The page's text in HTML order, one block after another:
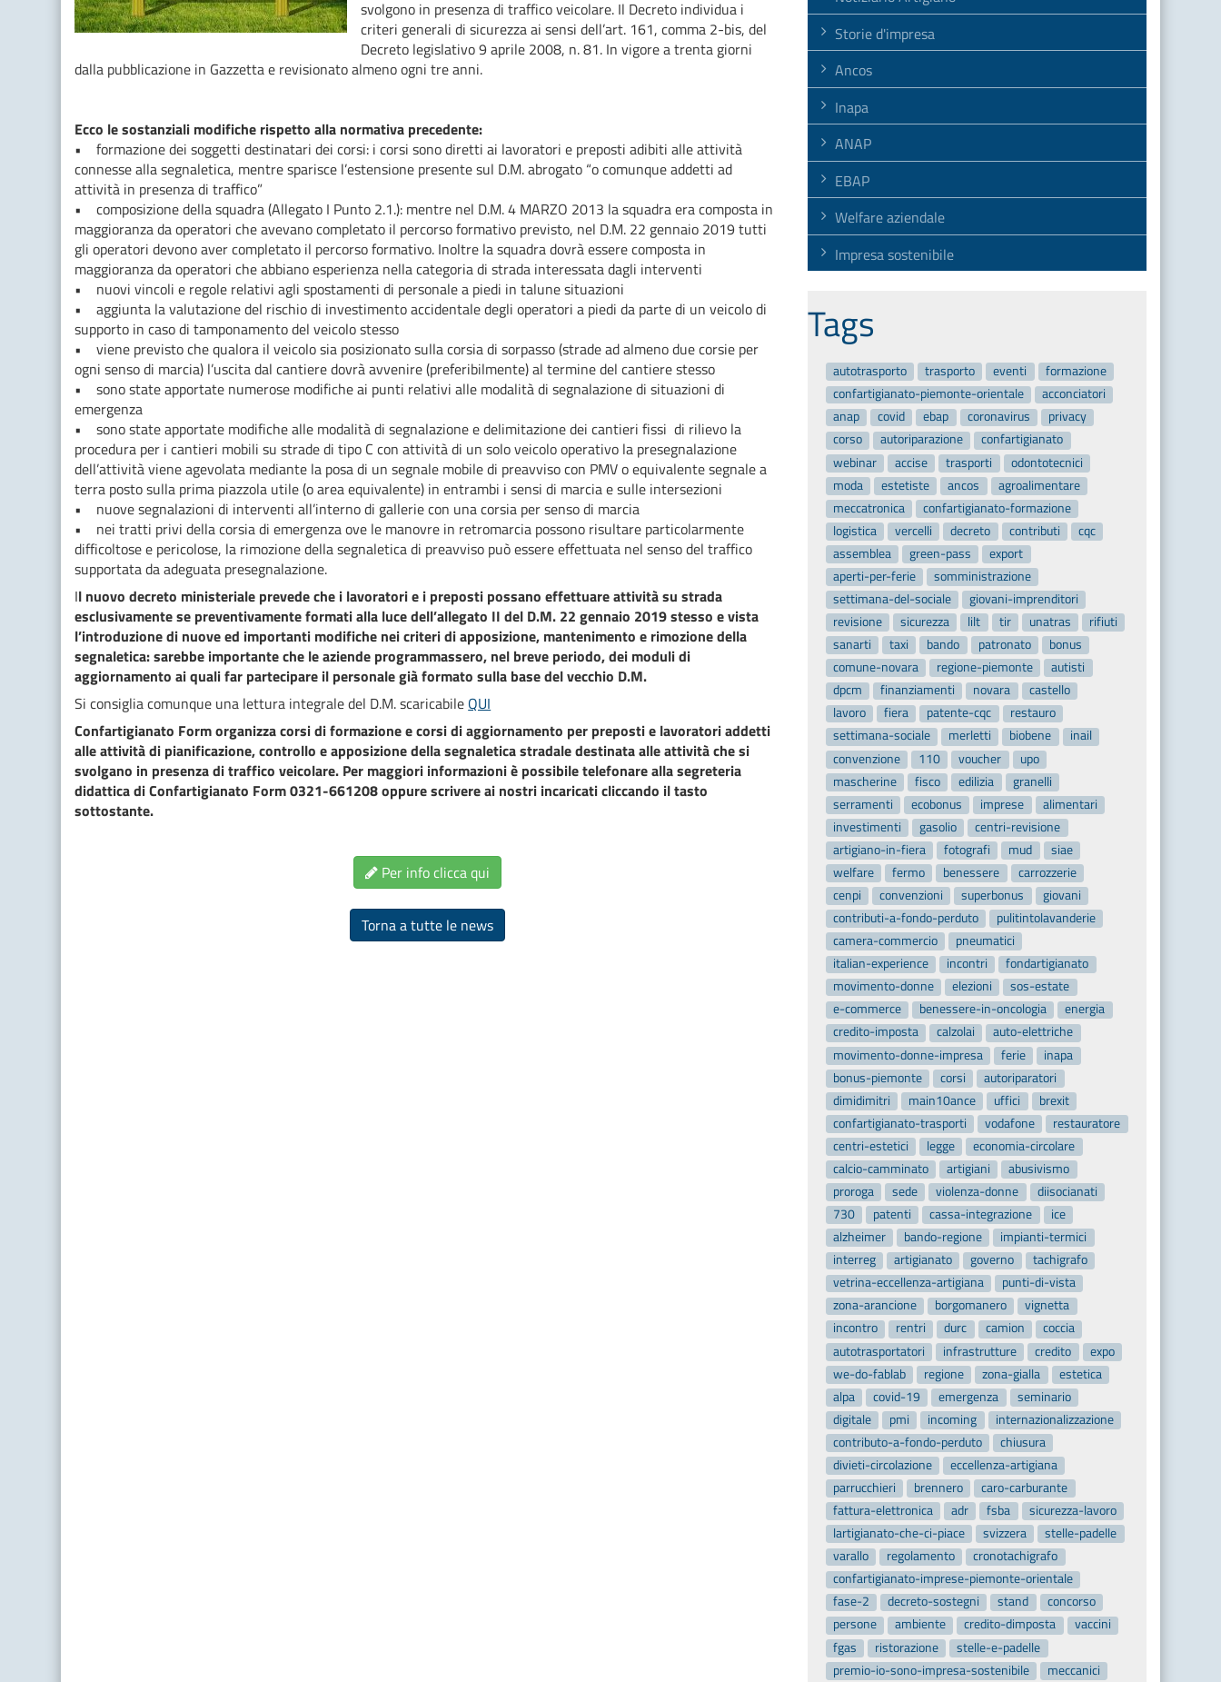
svolgono in presenza di traffico veicolare. Il Decreto individua i
criteri generali di sicurezza ai sensi dell’art. 161, comma 2-bis, del
Decreto legislativo 9 aprile 2008, n. 81. In vigore a trenta giorni
dalla pubblicazione in Gazzetta e revisionato almeno ogni tre anni.
Ecco le sostanziali modifiche rispetto alla normativa precedente:
• formazione dei soggetti destinatari dei corsi: i corsi sono diretti ai lavoratori e preposti adibiti alle attività
connesse alla segnaletica, mentre sparisce l’estensione presente sul D.M. abrogato “o comunque addetti ad
attività in presenza di traffico”
• composizione della squadra (Allegato I Punto 2.1.): mentre nel D.M. 4 MARZO 2013 la squadra era composta in
maggioranza da operatori che avevano completato il percorso formativo previsto, nel D.M. 22 gennaio 2019 tutti
gli operatori devono aver completato il percorso formativo. Inoltre la squadra dovrà essere composta in
maggioranza da operatori che abbiano esperienza nella categoria di strada interessata dagli interventi
• nuovi vincoli e regole relativi agli spostamenti di personale a piedi in talune situazioni
• aggiunta la valutazione del rischio di investimento accidentale degli operatori a piedi da parte di un veicolo di
supporto in caso di tamponamento del veicolo stesso
• viene previsto che qualora il veicolo sia posizionato sulla corsia di sorpasso (strade ad almeno due corsie per
ogni senso di marcia) l’uscita dal cantiere dovrà avvenire (preferibilmente) al termine del cantiere stesso
• sono state apportate numerose modifiche ai punti relativi alle modalità di segnalazione di situazioni di
emergenza
• sono state apportate modifiche alle modalità di segnalazione e delimitazione dei cantieri fissi di rilievo la
procedura per i cantieri mobili su strade di tipo C con attività di un solo veicolo operativo la presegnalazione
dell’attività viene agevolata mediante la posa di un segnale mobile di preavviso con PMV o equivalente segnale a
terra posto sulla prima piazzola utile (o area equivalente) in entrambi i sensi di marcia e sulle intersezioni
• nuove segnalazioni di interventi all’interno di gallerie con una corsia per senso di marcia
• nei tratti privi della corsia di emergenza ove le manovre in retromarcia possono risultare particolarmente
difficoltose e pericolose, la rimozione della segnaletica di preavviso può essere effettuata nel senso del traffico
supportata da adeguata presegnalazione.
Il nuovo decreto ministeriale prevede che i lavoratori e i preposti possano effettuare attività su strada
esclusivamente se preventivamente formati alla luce dell’allegato II del D.M. 22 gennaio 2019 stesso e vista
l’introduzione di nuove ed importanti modifiche nei criteri di apposizione, mantenimento e rimozione della
segnaletica: sarebbe importante che le aziende programmassero, nel breve periodo, dei moduli di
aggiornamento ai quali far partecipare il personale già formato sulla base del vecchio D.M.
Si consiglia comunque una lettura integrale del D.M. scaricabile QUI
Confartigianato Form organizza corsi di formazione e corsi di aggiornamento per preposti e lavoratori addetti
alle attività di pianificazione, controllo e apposizione della segnaletica stradale destinata alle attività che si
svolgano in presenza di traffico veicolare. Per maggiori informazioni è possibile telefonare alla segreteria
didattica di Confartigianato Form 0321-661208 oppure scrivere ai nostri incaricati cliccando il tasto
sottostante.
Per info clicca qui
Torna a tutte le news
Storie d'impresa
Ancos
Inapa
ANAP
EBAP
Welfare aziendale
Impresa sostenibile
Tags
autotrasporto trasporto eventi
formazione
confartigianato-piemonte-orientale
acconciatori
anap
covid ebap coronavirus
privacy
corso
autoriparazione
confartigianato
webinar
accise trasporti
odontotecnici
moda
estetiste ancos
agroalimentare
meccatronica
confartigianato-formazione
logistica
vercelli decreto contributi
cqc
assemblea
green-pass
export
aperti-per-ferie
somministrazione
settimana-del-sociale
giovani-imprenditori
revisione
sicurezza lilt tir unatras
rifiuti
sanarti
taxi bando patronato
bonus
comune-novara
regione-piemonte
autisti
dpcm
finanziamenti novara
castello
lavoro
fiera patente-cqc
restauro
settimana-sociale
merletti biobene
inail
convenzione
110 voucher
upo
mascherine
fisco edilizia
granelli
serramenti
ecobonus imprese
alimentari
investimenti
gasolio
centri-revisione
artigiano-in-fiera
fotografi mud
siae
welfare
fermo benessere
carrozzerie
cenpi
convenzioni superbonus
giovani
contributi-a-fondo-perduto
pulitintolavanderie
camera-commercio
pneumatici
italian-experience
incontri
fondartigianato
movimento-donne
elezioni
sos-estate
e-commerce
benessere-in-oncologia
energia
credito-imposta
calzolai
auto-elettriche
movimento-donne-impresa
ferie
inapa
bonus-piemonte
corsi
autoriparatori
dimidimitri
main10ance uffici
brexit
confartigianato-trasporti
vodafone
restauratore
centri-estetici
legge
economia-circolare
calcio-camminato
artigiani
abusivismo
proroga
sede violenza-donne
diisocianati
730
patenti cassa-integrazione
ice
alzheimer
bando-regione
impianti-termici
interreg
artigianato governo
tachigrafo
vetrina-eccellenza-artigiana
punti-di-vista
zona-arancione
borgomanero
vignetta
incontro
rentri durc camion
coccia
autotrasportatori
infrastrutture credito
expo
we-do-fablab
regione zona-gialla
estetica
alpa
covid-19 emergenza
seminario
digitale
pmi incoming
internazionalizzazione
contributo-a-fondo-perduto
chiusura
divieti-circolazione
eccellenza-artigiana
parrucchieri
brennero
caro-carburante
fattura-elettronica
adr fsba
sicurezza-lavoro
lartigianato-che-ci-piace
svizzera
stelle-padelle
varallo
regolamento
cronotachigrafo
confartigianato-imprese-piemonte-orientale
fase-2
decreto-sostegni stand
concorso
persone
ambiente credito-dimposta
vaccini
fgas
ristorazione
stelle-e-padelle
premio-io-sono-impresa-sostenibile
meccanici